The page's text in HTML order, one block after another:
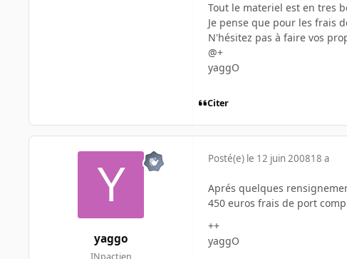
Tout le materiel est en tres
Je pense que pour les frais
N'hésitez pas à faire vos
@+
yaggO
Citer
yaggo
INpactien
Posté(e) le 12 juin 200818 a
Aprés quelques
450 euros frais de port
++
yaggO